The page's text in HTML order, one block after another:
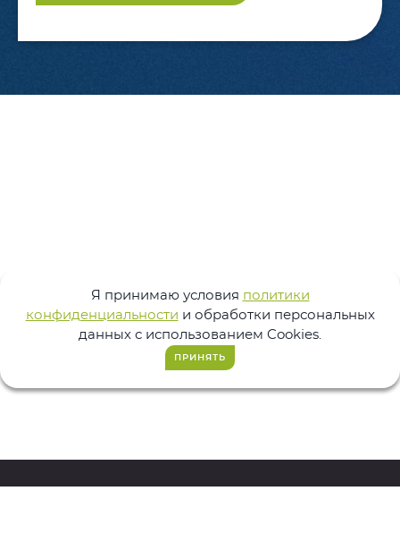
Я принимаю условия политики
конфиденциальности и обработки персональных
данных с использованием Cookies.
ПРИНЯТЬ